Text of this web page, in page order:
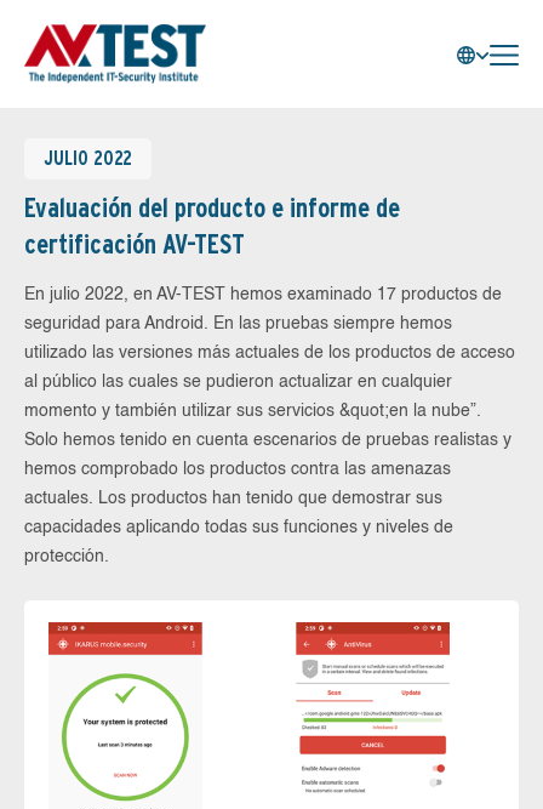
JULIO 2022
Evaluación del producto e informe de
certificación AV-TEST
En julio 2022, en AV-TEST hemos examinado 17 productos de
seguridad para Android. En las pruebas siempre hemos
utilizado las versiones más actuales de los productos de acceso
al público las cuales se pudieron actualizar en cualquier
momento y también utilizar sus servicios &quot;en la nube”.
Solo hemos tenido en cuenta escenarios de pruebas realistas y
hemos comprobado los productos contra las amenazas
actuales. Los productos han tenido que demostrar sus
capacidades aplicando todas sus funciones y niveles de
protección.